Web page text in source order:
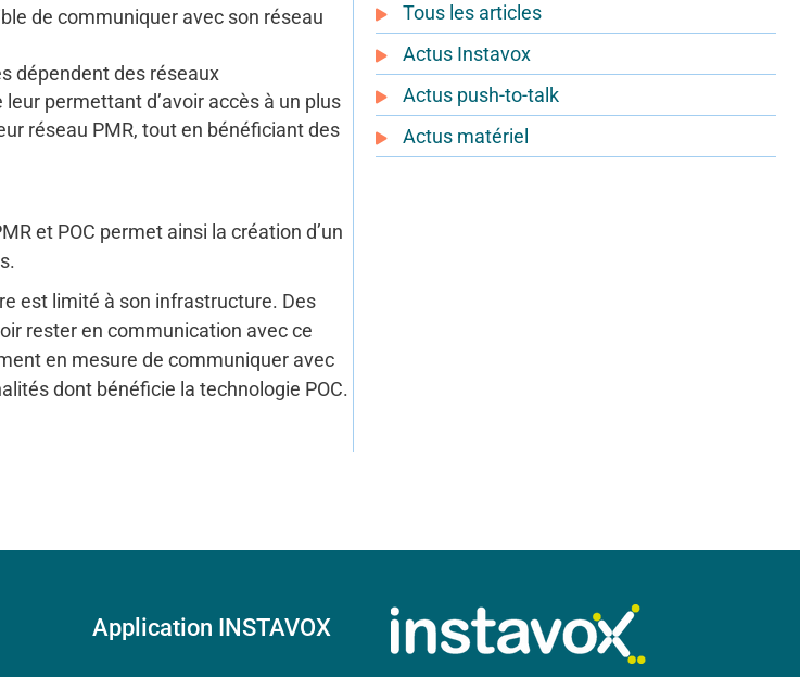
de communiquer avec son réseau
dépendent des réseaux
permettant d’avoir accès à un plus
réseau PMR, tout en bénéficiant des
et POC permet ainsi la création d’un
est limité à son infrastructure. Des
rester en communication avec ce
en mesure de communiquer avec
dont bénéficie la technologie POC.
Tous les articles
Actus Instavox
Actus push-to-talk
Actus matériel
Application INSTAVOX